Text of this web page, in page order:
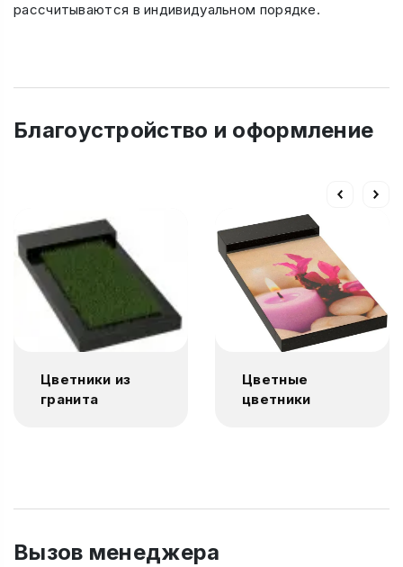
рассчитываются в индивидуальном порядке.
Благоустройство и оформление
Цветники из
гранита
Цветные
цветники
Вызов менеджера